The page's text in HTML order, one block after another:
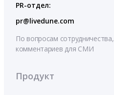
PR-отдел:
pr@livedune.com
По вопросам сотрудничества,
комментариев для СМИ
Продукт